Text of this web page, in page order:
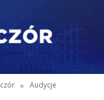
» Audycje